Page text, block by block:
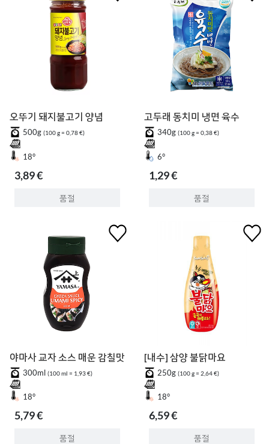
오뚜기 돼지불고기 양념
500g (100 g = 0,78 €)
18°
3,89 €
품절
고두래 동치미 냉면 육수
340g (100 g = 0,38 €)
6°
1,29 €
품절
야마사 교자 소스 매운 감칠맛
300ml (100 ml = 1,93 €)
18°
5,79 €
품절
[내수] 삼양 불닭마요
250g (100 g = 2,64 €)
18°
6,59 €
품절